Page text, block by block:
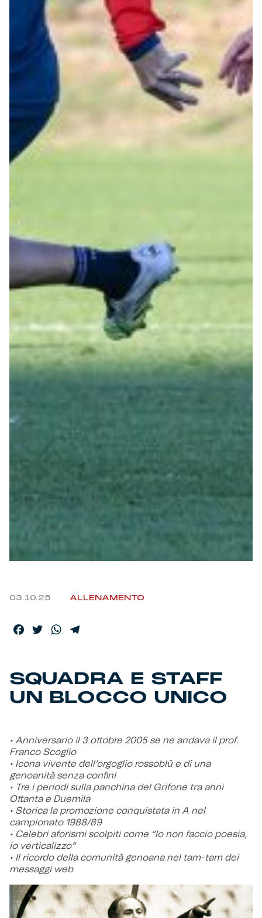
Robe di Kappa x Genoa
Vintage Collection
Red&Blue Voices
Kids
Accessori
Caffè Boasi x Genoa
Helan x Genoa
Isolani x Genoa
Gift Card Online Store
Fortissimo batte il mio cuor
03.10.25 ALLENAMENTO
Facebook
TwitterWhatsApp
SQUADRA E STAFF
UN BLOCCO UNICO
• Anniversario il 3 ottobre 2005 se ne andava il prof.
Franco Scoglio
• Icona vivente dell’orgoglio rossoblù e di una
genoanità senza confini
• Tre i periodi sulla panchina del Grifone tra anni
Ottanta e Duemila
• Storica la promozione conquistata in A nel
campionato 1988/89
• Celebri aforismi scolpiti come “Io non faccio poesia,
io verticalizzo”
• Il ricordo della comunità genoana nel tam-tam dei
messaggi web